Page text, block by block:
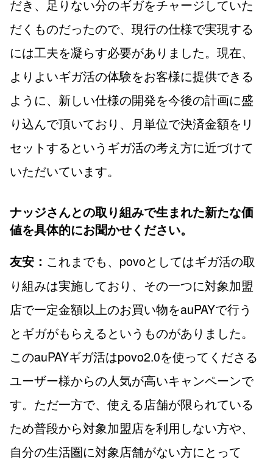
だき、足りない分のギガをチャージしていた
だくものだったので、現行の仕様で実現する
には工夫を凝らす必要がありました。現在、
よりよいギガ活の体験をお客様に提供できる
ように、新しい仕様の開発を今後の計画に盛
り込んで頂いており、月単位で決済金額をリ
セットするというギガ活の考え方に近づけて
いただいています。
ナッジさんとの取り組みで生まれた新たな価
値を具体的にお聞かせください。
友安： これまでも、povoとしてはギガ活の取
り組みは実施しており、その一つに対象加盟
店で一定金額以上のお買い物をauPAYで行う
とギガがもらえるというものがありました。
このauPAYギガ活はpovo2.0を使ってくださる
ユーザー様からの人気が高いキャンペーンで
す。ただ一方で、使える店舗が限られている
ため普段から対象加盟店を利用しない方や、
自分の生活圏に対象店舗がない方にとって